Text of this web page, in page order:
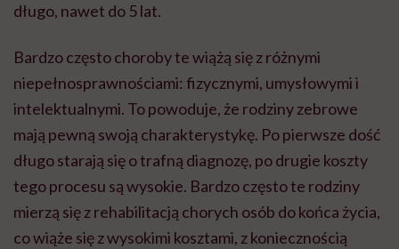
długo, nawet do 5 lat.
Bardzo często choroby te wiążą się z różnymi
niepełnosprawnościami: fizycznymi, umysłowymi i
intelektualnymi. To powoduje, że rodziny zebrowe
mają pewną swoją charakterystykę. Po pierwsze dość
długo starają się o trafną diagnozę, po drugie koszty
tego procesu są wysokie. Bardzo często te rodziny
mierzą się z rehabilitacją chorych osób do końca życia,
co wiąże się z wysokimi kosztami, z koniecznością